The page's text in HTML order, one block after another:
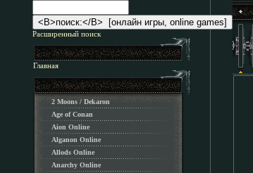
Расширенный поиск
Главная
2 Moons / Dekaron
Age of Conan
Aion Online
Alganon Оnline
Allods Online
Anarchy Online